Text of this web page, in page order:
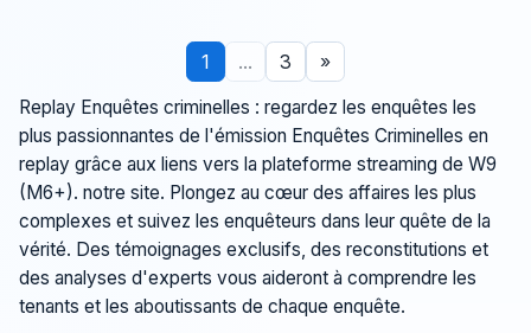
1 ... 3 »
Replay Enquêtes criminelles : regardez les enquêtes les
plus passionnantes de l'émission Enquêtes Criminelles en
replay grâce aux liens vers la plateforme streaming de W9
(M6+). notre site. Plongez au cœur des affaires les plus
complexes et suivez les enquêteurs dans leur quête de la
vérité. Des témoignages exclusifs, des reconstitutions et
des analyses d'experts vous aideront à comprendre les
tenants et les aboutissants de chaque enquête.